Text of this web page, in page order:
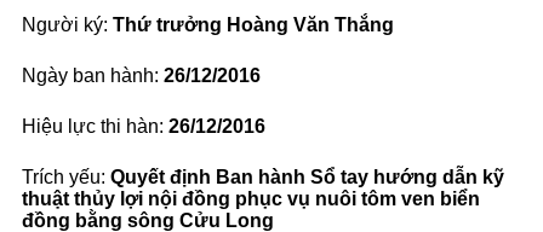
Thứ trưởng Hoàng Văn Thắng
26/12/2016
26/12/2016
Quyết định Ban hành Sổ tay hướng dẫn kỹ
thuật thủy lợi nội đồng phục vụ nuôi tôm ven biển
đồng bằng sông Cửu Long